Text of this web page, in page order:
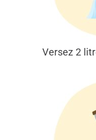
Versez 2